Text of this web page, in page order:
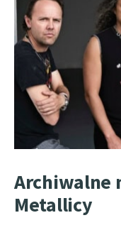
Archiwalne
Metallicy